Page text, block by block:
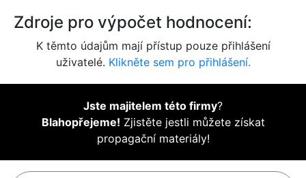
Zdroje pro výpočet hodnocení:
K těmto údajům mají přístup pouze přihlášení
uživatelé. Klikněte sem pro přihlášení.
Jste majitelem této firmy?
Blahopřejeme! Zjistěte jestli můžete získat
propagační materiály!